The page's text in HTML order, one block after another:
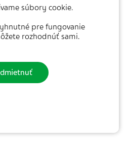
súbory cookie.
pre fungovanie
rozhodnúť sami.